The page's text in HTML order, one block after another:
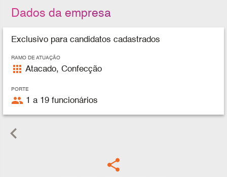
Dados da empresa
Exclusivo para candidatos cadastrados
RAMO DE ATUAÇÃO
apps Atacado, Confecção
PORTE
people 1 a 19 funcionários
keyboard_arrow_left
share